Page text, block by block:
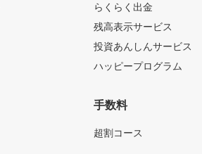
らくらく出金
残高表示サービス
投資あんしんサービス
ハッピープログラム
手数料
超割コース